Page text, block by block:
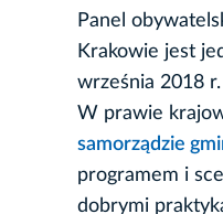
Panel
Krakowie jest
września 2018
W prawie
samorządzie
programem i
dobrymi